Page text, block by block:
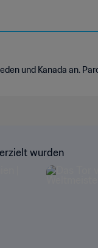
und Kanada an.
wurden